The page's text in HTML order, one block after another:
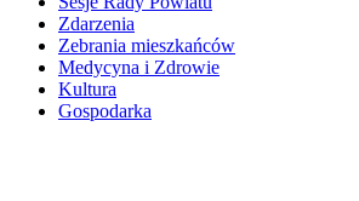
Zdarzenia
Zebrania mieszkańców
Medycyna i Zdrowie
Kultura
Gospodarka